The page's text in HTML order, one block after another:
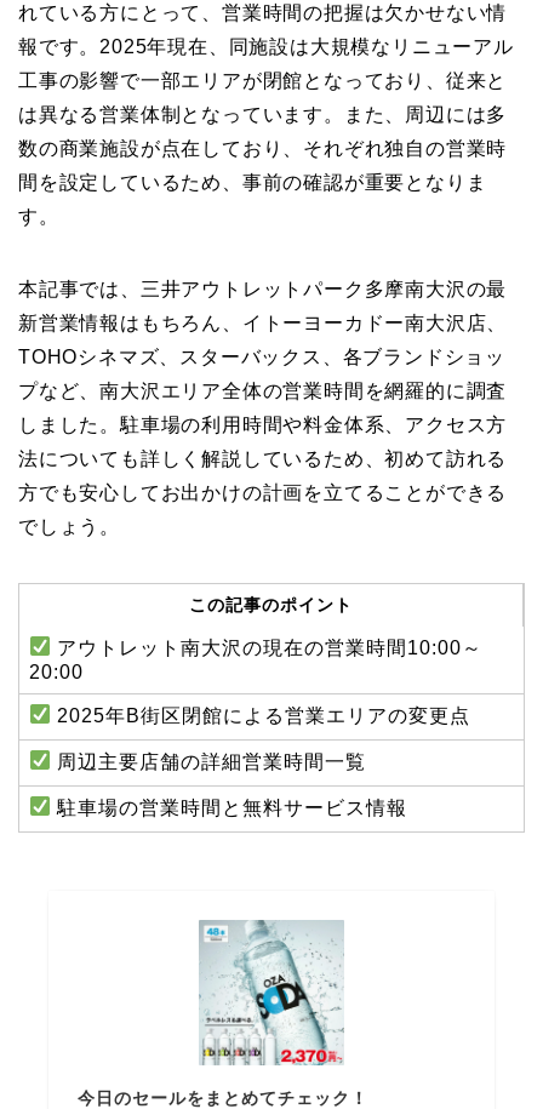
れている方にとって、営業時間の把握は欠かせない情
報です。2025年現在、同施設は大規模なリニューアル
工事の影響で一部エリアが閉館となっており、従来と
は異なる営業体制となっています。また、周辺には多
数の商業施設が点在しており、それぞれ独自の営業時
間を設定しているため、事前の確認が重要となりま
す。
本記事では、三井アウトレットパーク多摩南大沢の最
新営業情報はもちろん、イトーヨーカドー南大沢店、
TOHOシネマズ、スターバックス、各ブランドショッ
プなど、南大沢エリア全体の営業時間を網羅的に調査
しました。駐車場の利用時間や料金体系、アクセス方
法についても詳しく解説しているため、初めて訪れる
方でも安心してお出かけの計画を立てることができる
でしょう。
この記事のポイント
アウトレット南大沢の現在の営業時間10:00～
20:00
2025年B街区閉館による営業エリアの変更点
周辺主要店舗の詳細営業時間一覧
駐車場の営業時間と無料サービス情報
今日のセールをまとめてチェック！